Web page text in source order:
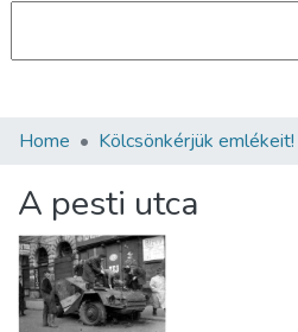
Communities & Collections
All of DSpace
Statistics
About us
Home Kölcsönkérjük emlékeit!
A pesti utca